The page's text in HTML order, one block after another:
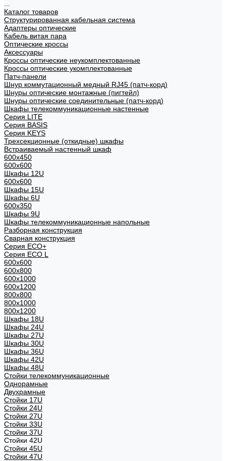
Каталог товаров
Структурированная кабельная система
Адаптеры оптические
Кабель витая пара
Оптические кроссы
Аксессуары
Кроссы оптические неукомплектованные
Кроссы оптические укомплектованные
Патч-панели
Шнур коммутационный медный RJ45 (патч-корд)
Шнуры оптические монтажные (пигтейл)
Шнуры оптические соединительные (патч-корд)
Шкафы телекоммуникационные настенные
Cерия LITE
Cерия BASIS
Cерия KEYS
Трехсекционные (откидные) шкафы
Встраиваемый настенный шкаф
600x450
600x600
Шкафы 12U
600x600
Шкафы 15U
Шкафы 6U
600x350
Шкафы 9U
Шкафы телекоммуникационные напольные
Разборная конструкция
Сварная конструкция
Серия ECO+
Серия ECO L
600x600
600x800
600х1000
600х1200
800x800
800х1000
800х1200
Шкафы 18U
Шкафы 24U
Шкафы 27U
Шкафы 30U
Шкафы 36U
Шкафы 42U
Шкафы 48U
Стойки телекоммуникационные
Однорамные
Двухрамные
Стойки 17U
Стойки 24U
Стойки 27U
Стойки 33U
Стойки 37U
Стойки 42U
Стойки 45U
Стойки 47U